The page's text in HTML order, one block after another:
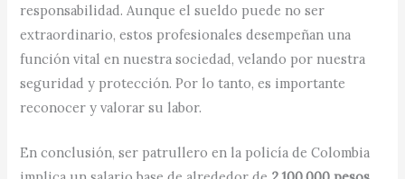
responsabilidad. Aunque el sueldo puede no ser
extraordinario, estos profesionales desempeñan una
función vital en nuestra sociedad, velando por nuestra
seguridad y protección. Por lo tanto, es importante
reconocer y valorar su labor.
En conclusión, ser patrullero en la policía de Colombia